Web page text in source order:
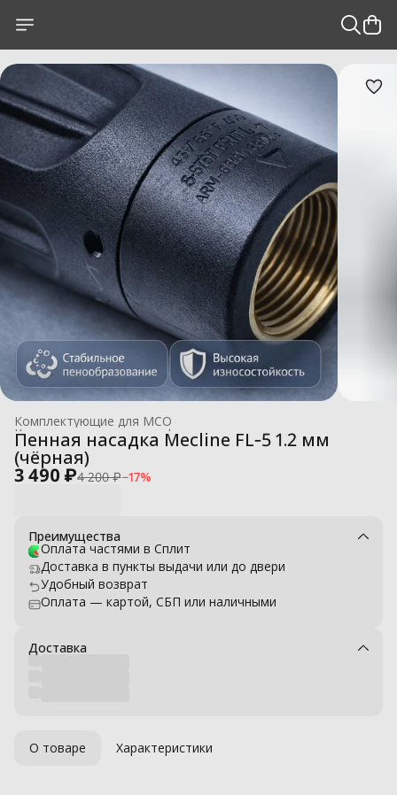
Комплектующие для МСО
Комплектующие для профессиональных моек высокого
Главная ›
Пенная насадка Mecline FL‑5 1.2 мм
(чёрная)
3 490 ₽4 200 ₽−17%
Преимущества
Оплата частями в Сплит
Доставка в пункты выдачи или до двери
Удобный возврат
Оплата — картой, СБП или наличными
Доставка
О товаре Характеристики